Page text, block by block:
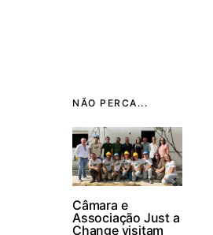
NÃO PERCA...
Câmara e
Associação Just a
Change visitam